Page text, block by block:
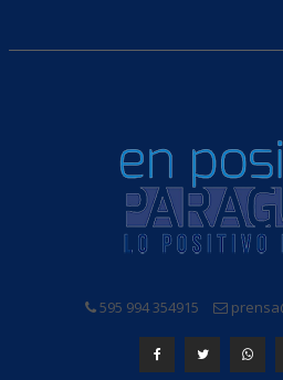
595 994 354915